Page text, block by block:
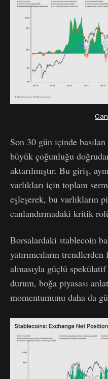
Son 30 gün içinde basılan
büyük çoğunluğu
aktarılmıştır. Bu giriş,
varlıkları için toplam
eşleşerek, bu varlıkların
canlandırmadaki kritik
Borsalardaki stablecoin
yatırımcıların
almasıyla güçlü
durum, boğa piyasası
momentumunu daha da